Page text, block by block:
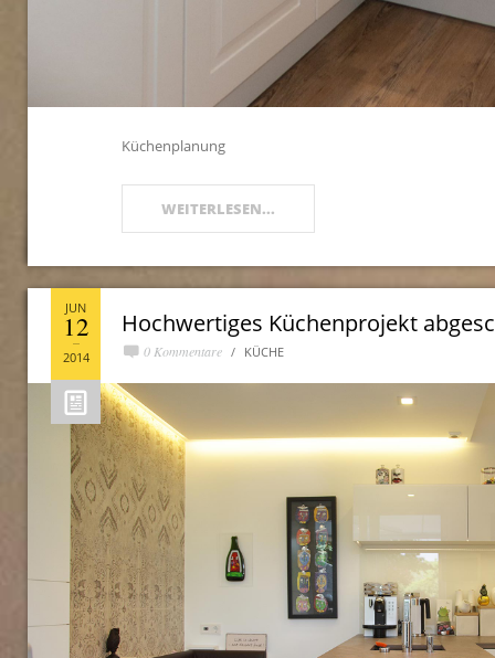
Küchenplanung
WEITERLESEN...
Hochwertiges Küchenprojekt
0 Kommentare KÜCHE
JUN
12
2014